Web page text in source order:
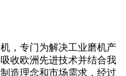
，专门为解决工业磨机产
收欧洲先进技术并结合我
造理念和市场需求，经过